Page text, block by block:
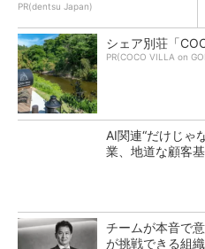
PR(dentsu Japan)
シェア別荘「
PR(COCO VILLA on
AI関連“だけじゃ
業、地道な顧客
チームが本音で
が挑戦できる組